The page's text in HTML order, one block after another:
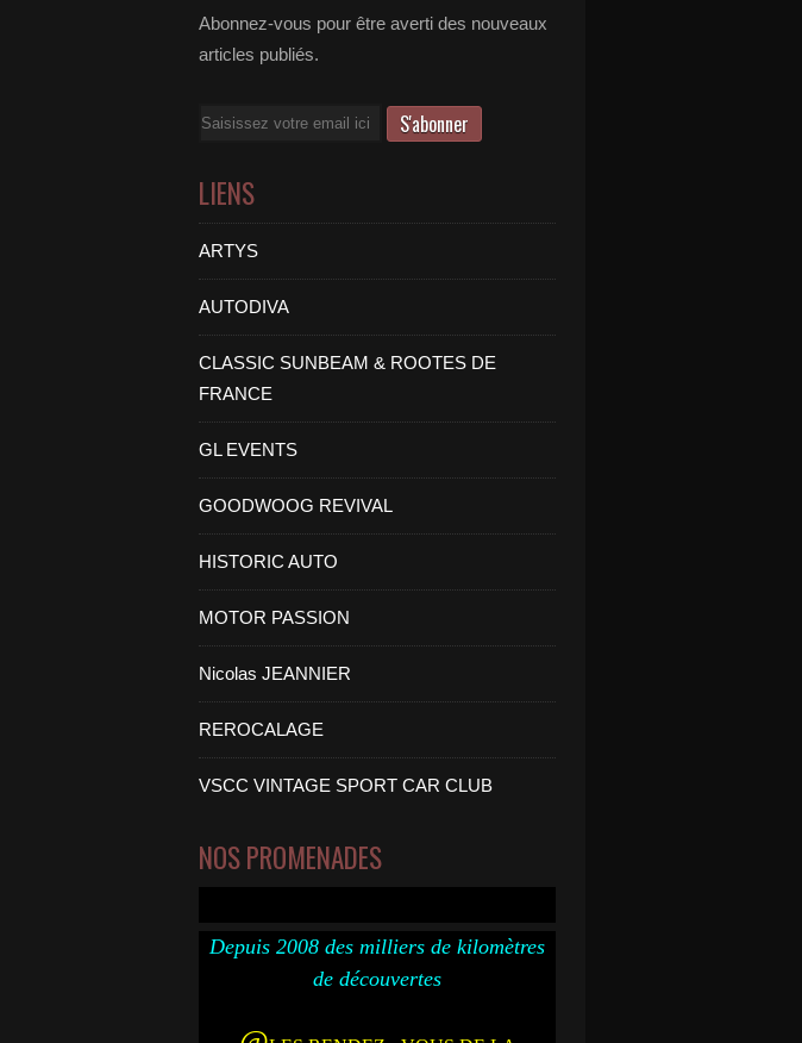
Abonnez-vous pour être averti des nouveaux
articles publiés.
Email
LIENS
ARTYS
AUTODIVA
CLASSIC SUNBEAM & ROOTES DE
FRANCE
GL EVENTS
GOODWOOG REVIVAL
HISTORIC AUTO
MOTOR PASSION
Nicolas JEANNIER
REROCALAGE
VSCC VINTAGE SPORT CAR CLUB
NOS PROMENADES
Depuis 2008 des milliers de kilomètres
de découvertes